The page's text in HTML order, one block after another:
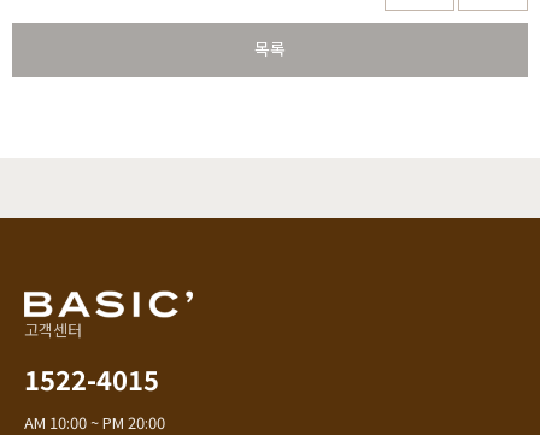
목록
고객센터
1522-4015
AM 10:00 ~ PM 20:00